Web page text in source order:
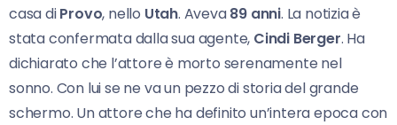
casa diProvo, nello Utah. Aveva89 anni. La notizia è
stata confermata dalla sua agente, Cindi Berger. Ha
dichiarato che l’attore è morto serenamente nel
sonno. Con lui se ne va un pezzo di storia del grande
schermo. Un attore che ha definito un’intera epoca con